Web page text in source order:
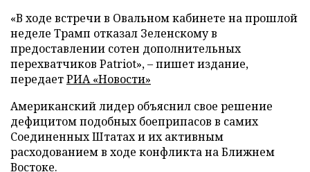
«В ходе встречи в Овальном кабинете на прошлой
неделе Трамп отказал Зеленскому в
предоставлении сотен дополнительных
перехватчиков Patriot», – пишет издание,
передаетРИА «Новости»
Американский лидер объяснил свое решение
дефицитом подобных боеприпасов в самих
Соединенных Штатах и их активным
расходованием в ходе конфликта на Ближнем
Востоке.